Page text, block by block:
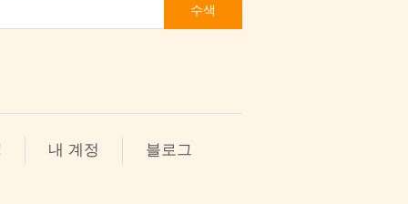
수색
내 계정 블로그